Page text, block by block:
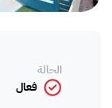
الحالة
فعال